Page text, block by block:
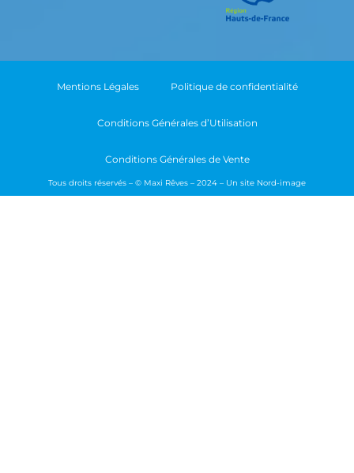
Mentions Légales Politique de confidentialité
Conditions Générales d’Utilisation
Conditions Générales de Vente
Tous droits réservés – © Maxi Rêves – 2024 – Un site Nord-image